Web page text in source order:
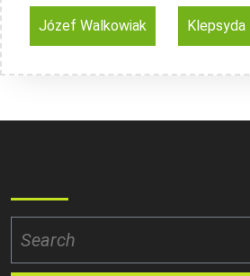
Józef Walkowiak Klepsyda
for: